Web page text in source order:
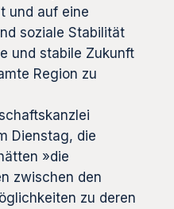
und auf eine
soziale Stabilität
und stabile Zukunft
Region zu
Dienstag, die
»die
zwischen den
zu deren